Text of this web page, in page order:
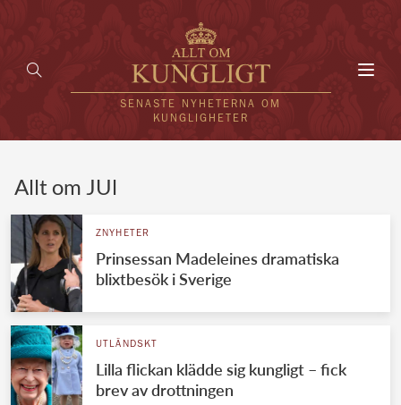
SENASTE NYHETERNA OM
KUNGLIGHETER
UTLÄNDSKT
VÄRLDENS KUNGAHUS
Svenska kungahuset
Brittiska kungahuset
REDAKTION
Allt om JUl
ZNYHETER
Prinsessan Madeleines dramatiska
blixtbesök i Sverige
UTLÄNDSKT
Lilla flickan klädde sig kungligt – fick
brev av drottningen